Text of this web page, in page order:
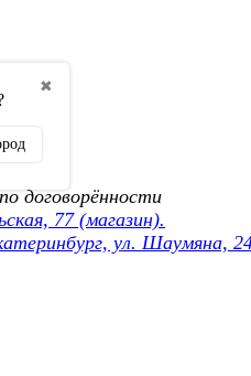
✖
договорённости
77 (магазин).
ул. Шаумяна,